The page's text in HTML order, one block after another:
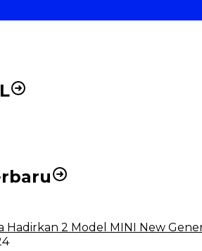
Hadirkan 2 Model MINI New